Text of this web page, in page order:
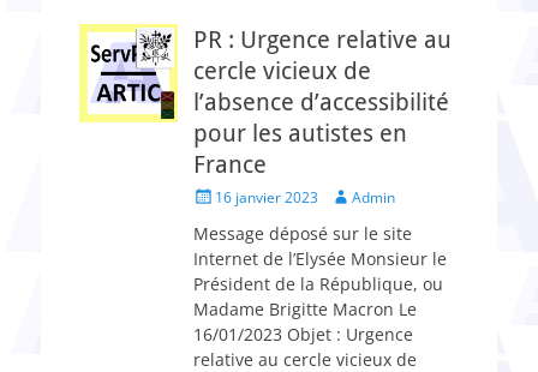
PR : Urgence relative au
cercle vicieux de
l’absence d’accessibilité
pour les autistes en
France
Posted16 janvier 2023 Author
Admin
Message déposé sur le site
Internet de l’Elysée Monsieur le
Président de la République, ou
Madame Brigitte Macron Le
16/01/2023 Objet : Urgence
relative au cercle vicieux de